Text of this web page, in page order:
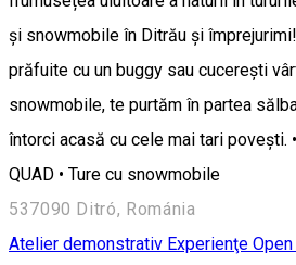
și snowmobile în Ditrău și
prăfuite cu un buggy sau cucerești
snowmobile, te purtăm în partea
întorci acasă cu cele mai tari povești.
QUAD • Ture cu snowmobile
537090 Ditró, Románia
Atelier demonstrativ Experienţe